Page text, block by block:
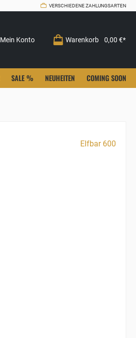
VERSCHIEDENE ZAHLUNGSARTEN
Mein Konto Warenkorb 0,00 €*
SALE % NEUHEITEN COMING SOON
Elfbar 600